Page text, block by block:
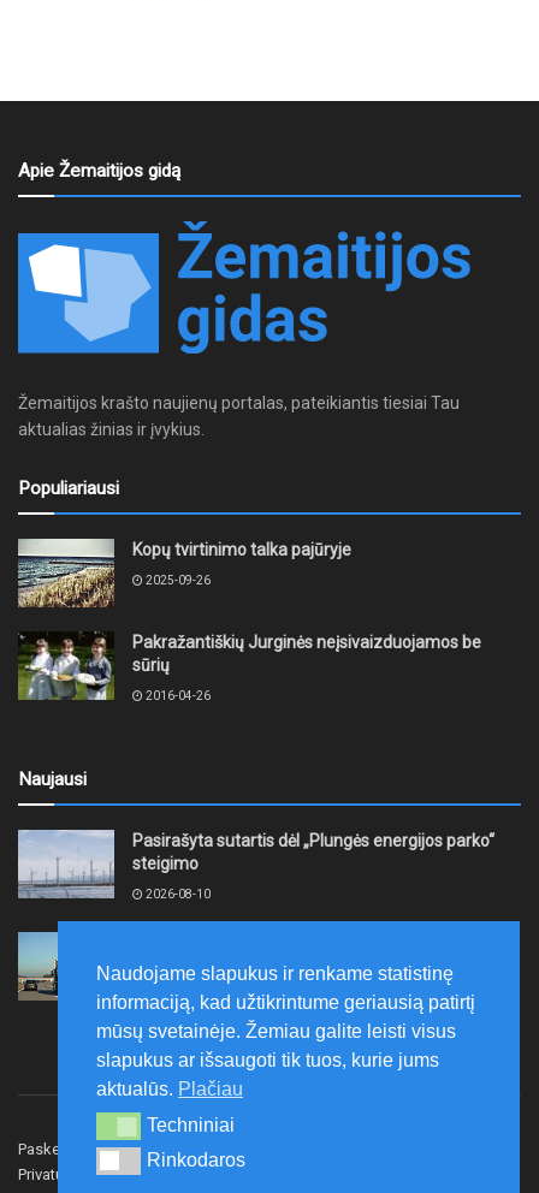
Apie Žemaitijos gidą
Žemaitijos krašto naujienų portalas, pateikiantis tiesiai Tau
aktualias žinias ir įvykius.
Populiariausi
Kopų tvirtinimo talka pajūryje
2025-09-26
Pakražantiškių Jurginės neįsivaizduojamos be
sūrių
2016-04-26
Naujausi
Pasirašyta sutartis dėl „Plungės energijos parko“
steigimo
2026-08-10
degalinėse sumažėjo
2026-08-10
Paskelbk naujieną Rašyti redakcijai
Privatumo politika
Naudojame slapukus ir renkame statistinę
informaciją, kad užtikrintume geriausią patirtį
mūsų svetainėje. Žemiau galite leisti visus
slapukus ar išsaugoti tik tuos, kurie jums
aktualūs. Plačiau
Techniniai
Techniniai
Rinkodaros
Rinkodaros